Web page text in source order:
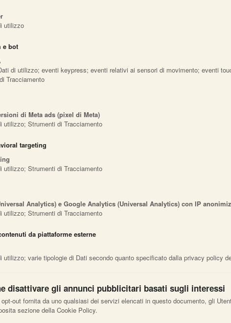
utilizzo
e bot
di utilizzo; eventi keypress; eventi relativi ai sensori di movimento; eventi
Tracciamento
di Meta ads (pixel di Meta)
utilizzo; Strumenti di Tracciamento
targeting
utilizzo; Strumenti di Tracciamento
Analytics) e Google Analytics (Universal Analytics) con IP
utilizzo; Strumenti di Tracciamento
da piattaforme esterne
utilizzo; varie tipologie di Dati secondo quanto specificato dalla privacy policy
disattivare gli annunci pubblicitari basati sugli interessi
out fornita da uno qualsiasi dei servizi elencati in questo documento, gli
sezione della Cookie Policy.